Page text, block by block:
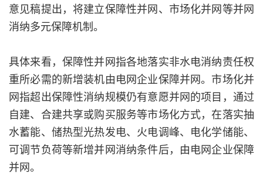
意见稿提出，将建立保障性并网、市场化并网等并网
消纳多元保障机制。
具体来看，保障性并网指各地落实非水电消纳责任权
重所必需的新增装机由电网企业保障并网。市场化并
网指超出保障性消纳规模仍有意愿并网的项目，通过
自建、合建共享或购买服务等市场化方式，在落实抽
水蓄能、储热型光热发电、火电调峰、电化学储能、
可调节负荷等新增并网消纳条件后，由电网企业保障
并网。